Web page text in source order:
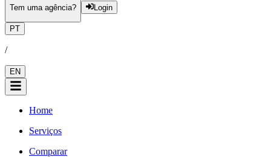
Tem uma agência? Login
PT
/
EN
Home
Serviços
Comparar